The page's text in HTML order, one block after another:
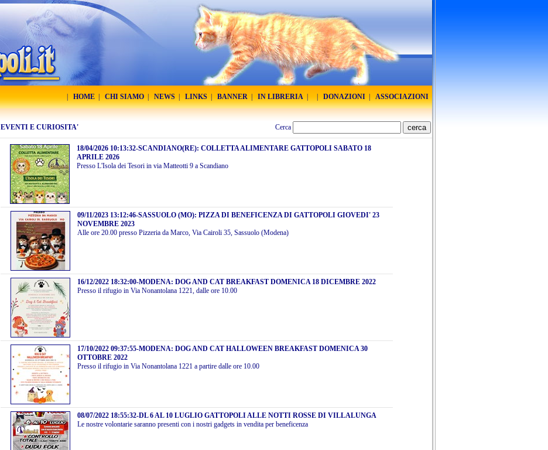
HOME CHI SIAMO NEWS LINKS BANNER IN LIBRERIA DONAZIONI ASSOCIAZIONI
EVENTI E CURIOSITA' Cerca
18/04/2026 10:13:32-SCANDIANO(RE): COLLETTA ALIMENTARE GATTOPOLI SABATO 18
APRILE 2026
Presso L'Isola dei Tesori in via Matteotti 9 a Scandiano
09/11/2023 13:12:46-SASSUOLO (MO): PIZZA DI BENEFICENZA DI GATTOPOLI GIOVEDI' 23
NOVEMBRE 2023
Alle ore 20.00 presso Pizzeria da Marco, Via Cairoli 35, Sassuolo (Modena)
16/12/2022 18:32:00-MODENA: DOG AND CAT BREAKFAST DOMENICA 18 DICEMBRE 2022
Presso il rifugio in Via Nonantolana 1221, dalle ore 10.00
17/10/2022 09:37:55-MODENA: DOG AND CAT HALLOWEEN BREAKFAST DOMENICA 30
OTTOBRE 2022
Presso il rifugio in Via Nonantolana 1221 a partire dalle ore 10.00
08/07/2022 18:55:32-DL 6 AL 10 LUGLIO GATTOPOLI ALLE NOTTI ROSSE DI VILLALUNGA
Le nostre volontarie saranno presenti con i nostri gadgets in vendita per beneficenza